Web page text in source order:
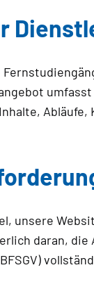
unsere
daran,